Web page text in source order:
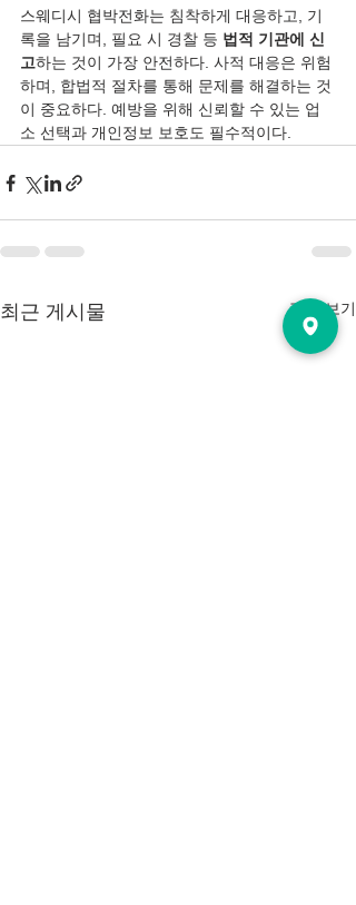
스웨디시 협박전화는 침착하게 대응하고, 기
록을 남기며, 필요 시 경찰 등 법적 기관에 신
고하는 것이 가장 안전하다. 사적 대응은 위험
하며, 합법적 절차를 통해 문제를 해결하는 것
이 중요하다. 예방을 위해 신뢰할 수 있는 업
소 선택과 개인정보 보호도 필수적이다.
최근 게시물 전체 보기